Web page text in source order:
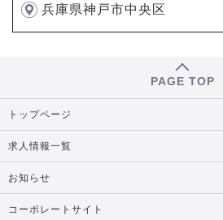
兵庫県神戸市中央区
PAGE TOP
トップページ
求人情報一覧
お知らせ
コーポレートサイト